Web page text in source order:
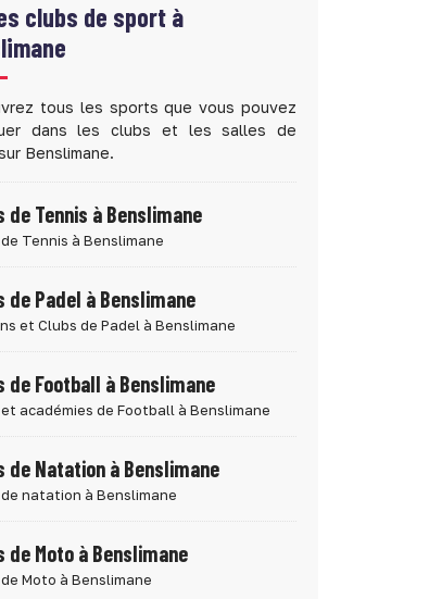
clubs de sport à
tous les sports que vous pouvez
dans les clubs et les salles de
Benslimane.
de Tennis à Benslimane
Tennis à Benslimane
de Padel à Benslimane
et Clubs de Padel à Benslimane
de Football à Benslimane
académies de Football à Benslimane
de Natation à Benslimane
natation à Benslimane
de Moto à Benslimane
Moto à Benslimane